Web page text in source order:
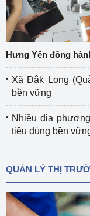
Hưng Yên đồng
Xã Đắk Long
bền vững
Nhiều địa
tiêu dùng bền
QUẢN LÝ THỊ